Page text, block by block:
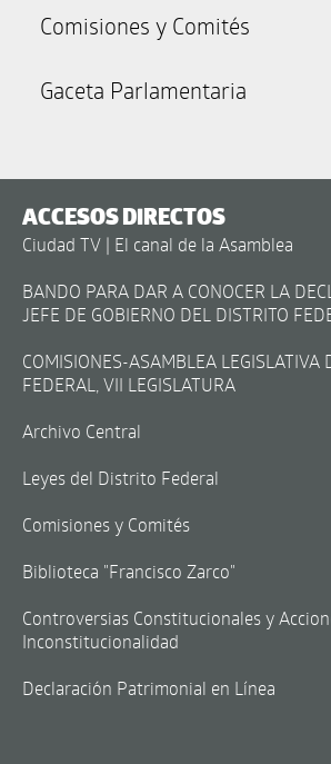
Comisiones y Comités
Gaceta Parlamentaria
ACCESOS DIRECTOS
Ciudad TV | El canal de la Asamblea
BANDO PARA DAR A CONOCER LA
JEFE DE GOBIERNO DEL DISTRITO
COMISIONES-ASAMBLEA LEGISLATIVA
FEDERAL, VII LEGISLATURA
Archivo Central
Leyes del Distrito Federal
Comisiones y Comités
Biblioteca "Francisco Zarco"
Controversias Constitucionales y
Inconstitucionalidad
Declaración Patrimonial en Línea